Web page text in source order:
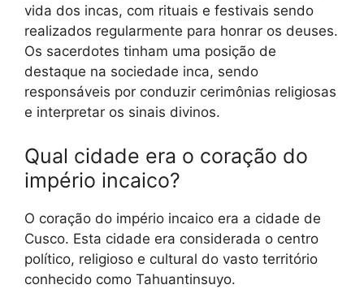
vida dos incas, com rituais e festivais sendo
realizados regularmente para honrar os deuses.
Os sacerdotes tinham uma posição de
destaque na sociedade inca, sendo
responsáveis por conduzir cerimônias religiosas
e interpretar os sinais divinos.
Qual cidade era o coração do
império incaico?
O coração do império incaico era a cidade de
Cusco. Esta cidade era considerada o centro
político, religioso e cultural do vasto território
conhecido como Tahuantinsuyo.